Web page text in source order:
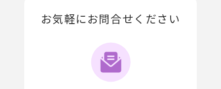
お気軽にお問合せください